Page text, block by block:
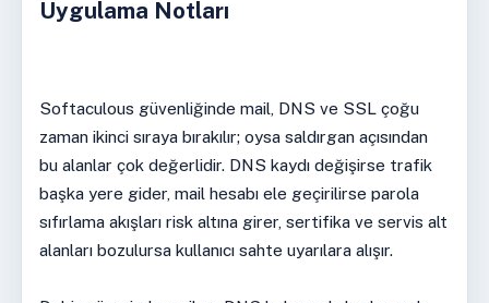
Uygulama Notları
Softaculous güvenliğinde mail, DNS ve SSL çoğu
zaman ikinci sıraya bırakılır; oysa saldırgan açısından
bu alanlar çok değerlidir. DNS kaydı değişirse trafik
başka yere gider, mail hesabı ele geçirilirse parola
sıfırlama akışları risk altına girer, sertifika ve servis alt
alanları bozulursa kullanıcı sahte uyarılara alışır.